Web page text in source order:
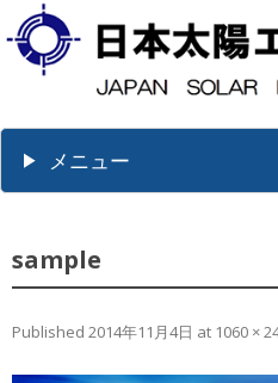
メニュー
sample
Published 2014年11月4日 at 1060 ×